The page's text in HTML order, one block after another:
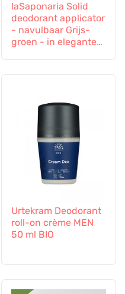
laSaponaria Solid
deodorant applicator
- navulbaar Grijs-
groen - in elegante
Urtekram Deodorant
roll-on crème MEN
50 ml BIO